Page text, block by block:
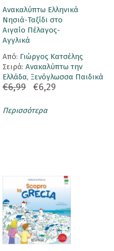
Ανακαλύπτω Ελληνικά
Νησιά-Ταξίδι στο
Αιγαίο Πέλαγος-
Αγγλικά
Aπό: Γιώργος Κατσέλης
Σειρά: Ανακαλύπτω την
Ελλάδα, Ξενόγλωσσα Παιδικά
€6,99 €6,29
Περισσότερα